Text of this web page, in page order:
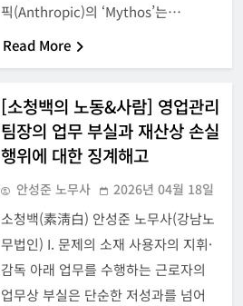
픽(Anthropic)의 ‘Mythos’는…
Read More
[소청백의 노동&사람] 영업관리
팀장의 업무 부실과 재산상 손실
행위에 대한 징계해고
안성준 노무사 2026년 04월 18일
소청백(素淸白) 안성준 노무사(강남노
무법인) I. 문제의 소재 사용자의 지휘·
감독 아래 업무를 수행하는 근로자의
업무상 부실은 단순한 저성과를 넘어